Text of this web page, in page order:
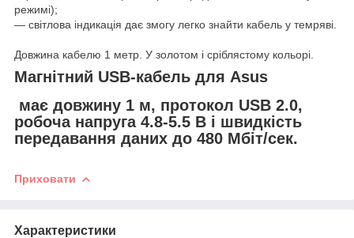
режимі);
— світлова індикація дає змогу легко знайти кабель у темряві.
Довжина кабелю 1 метр. У золотом і сріблястому кольорі.
Магнітний USB-кабель для Asus
має довжину 1 м, протокол USB 2.0,
робоча напруга 4.8-5.5 В і швидкість
передавання даних до 480 Мбіт/сек.
Приховати
Характеристики